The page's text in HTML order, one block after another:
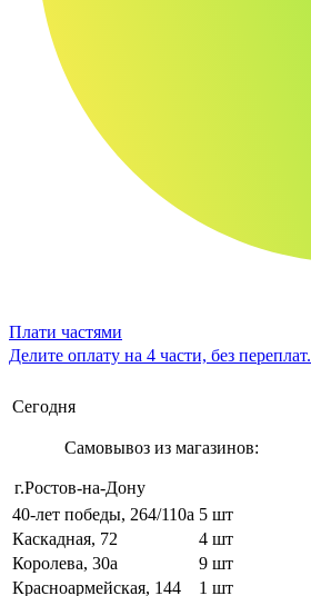
Плати частями
Делите оплату на 4 части, без переплат.
Сегодня
Самовывоз из магазинов:
г.Ростов-на-Дону
40-лет победы, 264/110а 5 шт
Каскадная, 72
4 шт
Королева, 30а
9 шт
Красноармейская, 144
1 шт